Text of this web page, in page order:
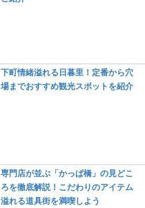
下町情緒溢れる日暮里！定番から穴
場までおすすめ観光スポットを紹介
専門店が並ぶ「かっぱ橋」の見どこ
ろを徹底解説！こだわりのアイテム
溢れる道具街を満喫しよう